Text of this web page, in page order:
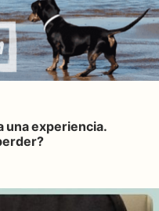
una experiencia.